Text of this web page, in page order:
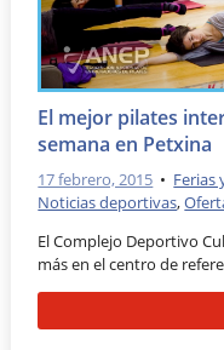
El mejor pilates
semana en Petxina
17 febrero, 2015 • Ferias
Noticias deportivas,
El Complejo Deportivo
más en el centro de